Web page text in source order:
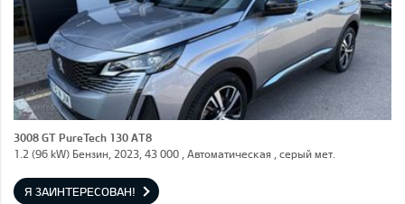
3008 GT PureTech 130 AT8
1.2 (96 kW) Бензин, 2023, 43 000 , Автоматическая , серый мет.
Я ЗАИНТЕРЕСОВАН!